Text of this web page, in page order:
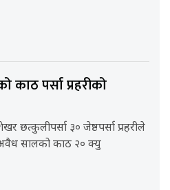
पर्सा प्रहरीको
छत्कुलीपर्सा ३० जेष्ठपर्सा प्रहरीले
सालको काठ २० क्यु